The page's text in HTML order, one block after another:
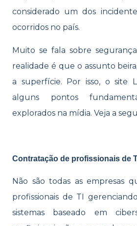
considerado um dos
ocorridos no país.
Muito se fala sobre
realidade é que o assunto
a superfície. Por isso, o site
alguns pontos
explorados na mídia. Veja a
Contratação de profissionais de
Não são todas as empresas
profissionais de TI
sistemas baseado em